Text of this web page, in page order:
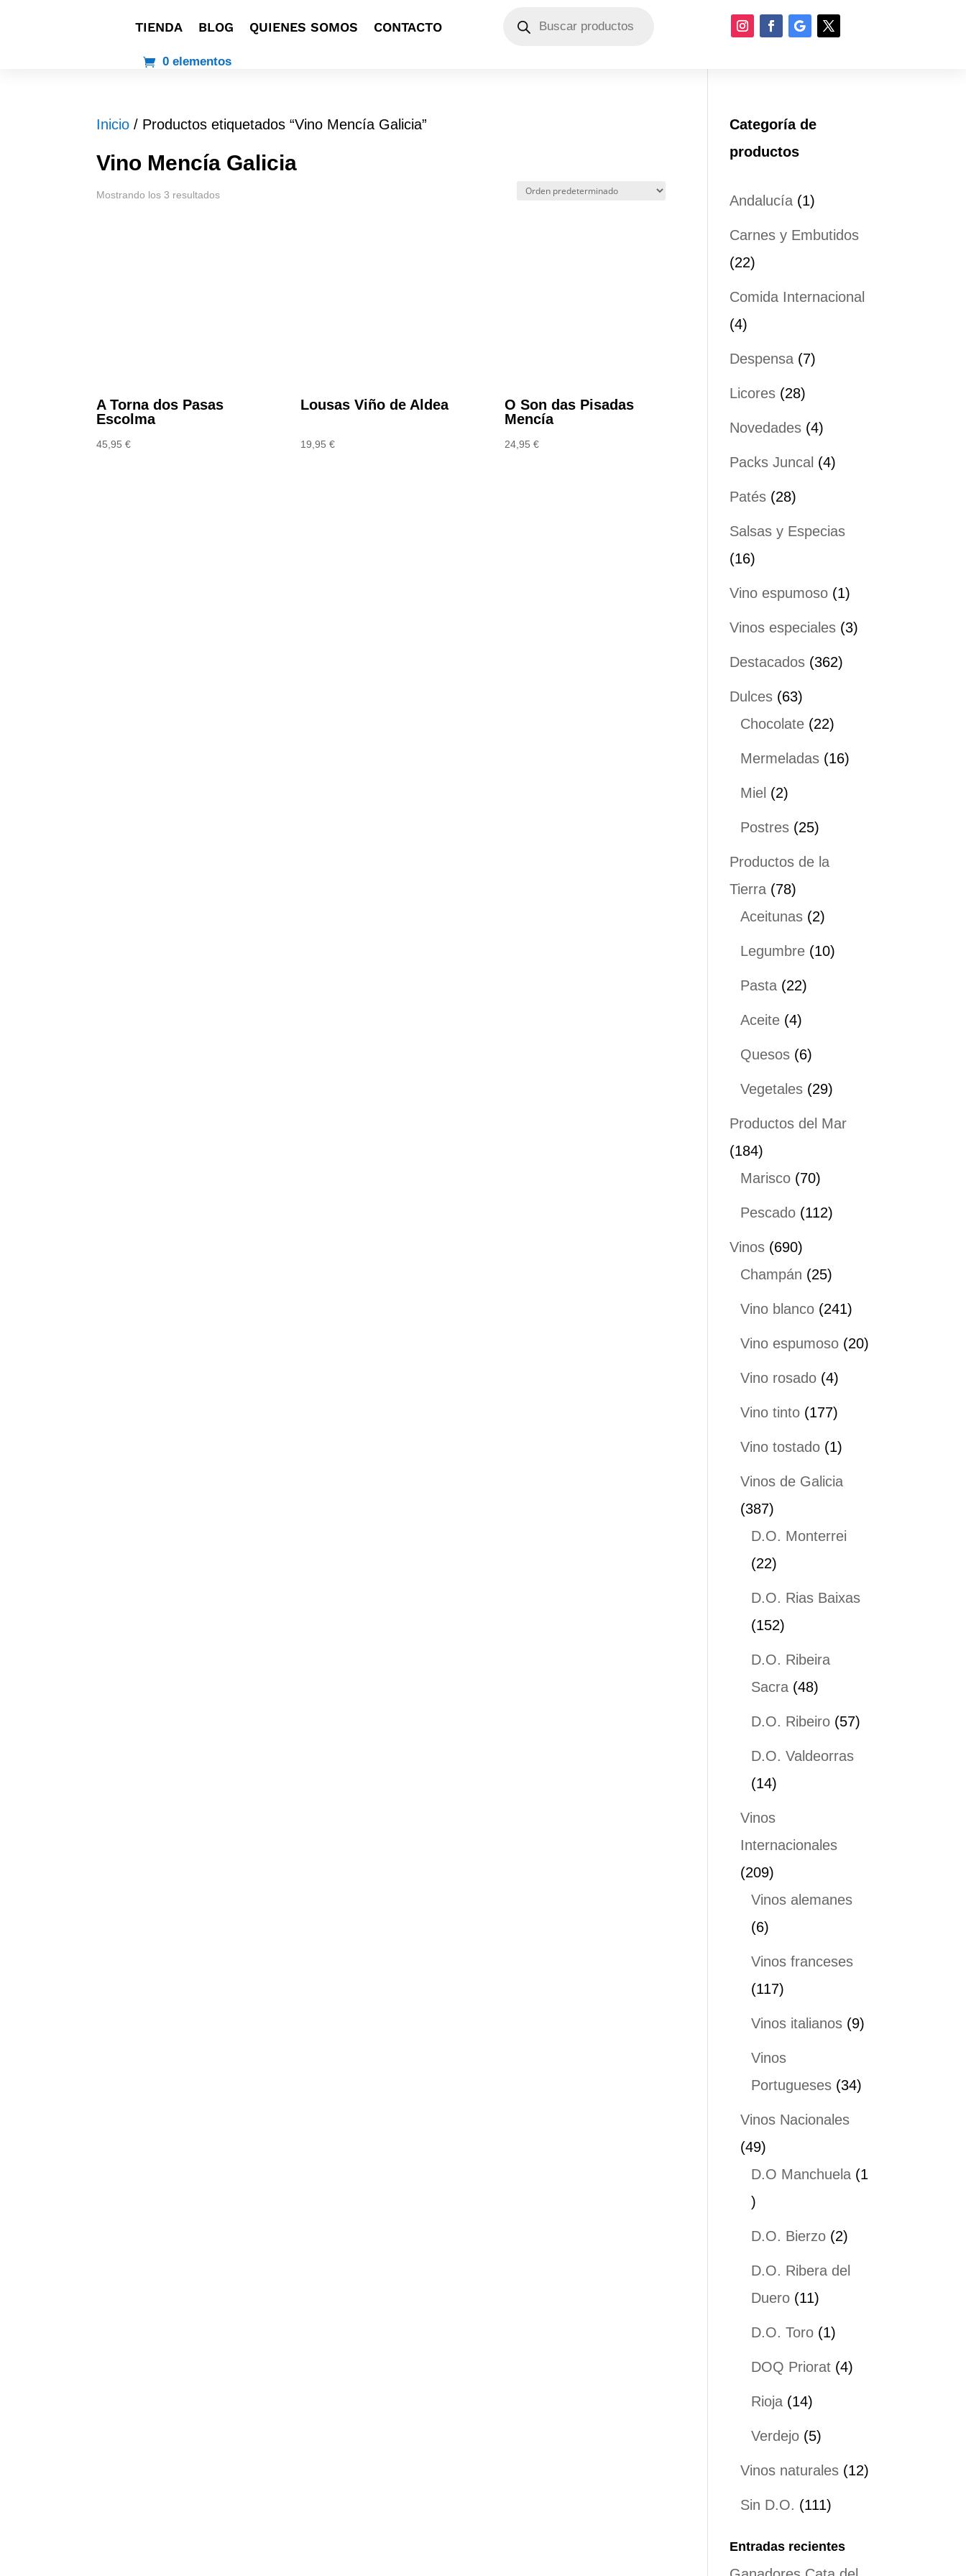
TIENDA BLOG QUIENES SOMOS CONTACTO
0 elementos
de
Inicio / Productos etiquetados “Vino Mencía Galicia”
Vino Mencía Galicia
Mostrando los 3 resultados
A Torna dos Pasas
Escolma
45,95€
Lousas Viño de Aldea
19,95 €
O Son das Pisadas
Mencía
24,95 €
Categoría de
productos
Andalucía 11
producto
Carnes y Embutidos
2222
productos
Comida Internacional
44
productos
Despensa 77
Licores 2828
productos
Novedades 44
productos
Packs Juncal 44
Patés 2828
productos
Salsas y Especias
1616
Vino espumoso 11
producto
Vinos especiales 33
Destacados 362362
Dulces 6363
productos
Chocolate 2222
productos
Mermeladas 1616
Miel 22
productos
Postres 2525
productos
Productos de la
Tierra
7878
productos
Aceitunas 22
productos
Legumbre 1010
Pasta 2222
Aceite 44
productos
Quesos 66
productos
Vegetales 2929
productos
Productos del Mar
184184
productos
Marisco 7070
productos
Pescado 112112
Vinos 690690
productos
Champán 2525
productos
Vino blanco 241241
productos
Vino espumoso 2020
Vino rosado 44
productos
Vino tinto 177177
productos
Vino tostado 11
Vinos de Galicia
387387
productos
D.O. Monterrei
2222
productos
D.O. Rias Baixas
152152
productos
D.O. Ribeira
Sacra 4848
productos
D.O. Ribeiro 5757
D.O. Valdeorras
1414
Vinos
Internacionales
209209
productos
Vinos alemanes
66
productos
Vinos franceses
117117
productos
Vinos italianos 99
Vinos
Portugueses 3434
Vinos Nacionales
4949
productos
D.O Manchuela
1
1
producto
D.O. Bierzo 22
productos
D.O. Ribera del
Duero
1111
productos
D.O. Toro 11
producto
DOQ Priorat 44
Rioja 1414
productos
Verdejo 55
productos
Vinos naturales 1212
Sin D.O. 111111
Entradas recientes